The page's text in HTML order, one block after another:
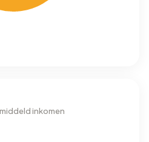
inkomen